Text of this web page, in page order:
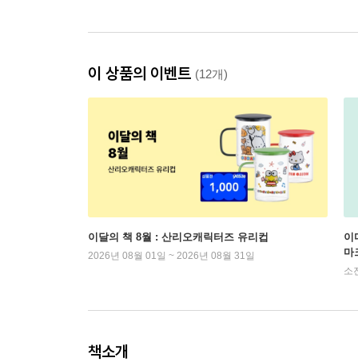
이 상품의 이벤트 (12개)
이달의 책 8월 : 산리오캐릭터즈 유리컵
2026년 08월 01일 ~ 2026년 08월 31일
이
마
소
책소개